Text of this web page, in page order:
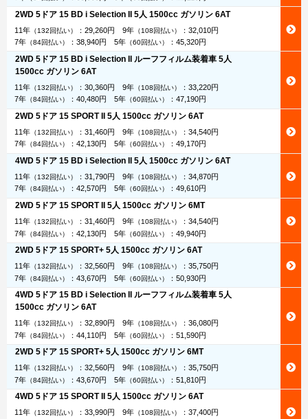
2WD 5ドア 15 BD i Selection II 5人 1500cc ガソリン 6AT
11年（132回払い） ： 29,260円 9年（108回払い） ： 32,010円
7年（84回払い） ： 38,940円 5年（60回払い） ： 45,320円
2WD 5ドア 15 BD i Selection II ルーフフィルム装着車 5人
1500cc ガソリン 6AT
11年（132回払い） ： 30,360円 9年（108回払い） ： 33,220円
7年（84回払い） ： 40,480円 5年（60回払い） ： 47,190円
2WD 5ドア 15 SPORT II 5人 1500cc ガソリン 6AT
11年（132回払い） ： 31,460円 9年（108回払い） ： 34,540円
7年（84回払い） ： 42,130円 5年（60回払い） ： 49,170円
4WD 5ドア 15 BD i Selection II 5人 1500cc ガソリン 6AT
11年（132回払い） ： 31,790円 9年（108回払い） ： 34,870円
7年（84回払い） ： 42,570円 5年（60回払い） ： 49,610円
2WD 5ドア 15 SPORT II 5人 1500cc ガソリン 6MT
11年（132回払い） ： 31,460円 9年（108回払い） ： 34,540円
7年（84回払い） ： 42,130円 5年（60回払い） ： 49,940円
2WD 5ドア 15 SPORT+ 5人 1500cc ガソリン 6AT
11年（132回払い） ： 32,560円 9年（108回払い） ： 35,750円
7年（84回払い） ： 43,670円 5年（60回払い） ： 50,930円
4WD 5ドア 15 BD i Selection II ルーフフィルム装着車 5人
1500cc ガソリン 6AT
11年（132回払い） ： 32,890円 9年（108回払い） ： 36,080円
7年（84回払い） ： 44,110円 5年（60回払い） ： 51,590円
2WD 5ドア 15 SPORT+ 5人 1500cc ガソリン 6MT
11年（132回払い） ： 32,560円 9年（108回払い） ： 35,750円
7年（84回払い） ： 43,670円 5年（60回払い） ： 51,810円
4WD 5ドア 15 SPORT II 5人 1500cc ガソリン 6AT
11年（132回払い） ： 33,990円 9年（108回払い） ： 37,400円